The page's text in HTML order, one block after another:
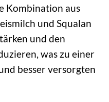
Kombination aus
und Squalan
und den
was zu einer
besser versorgten